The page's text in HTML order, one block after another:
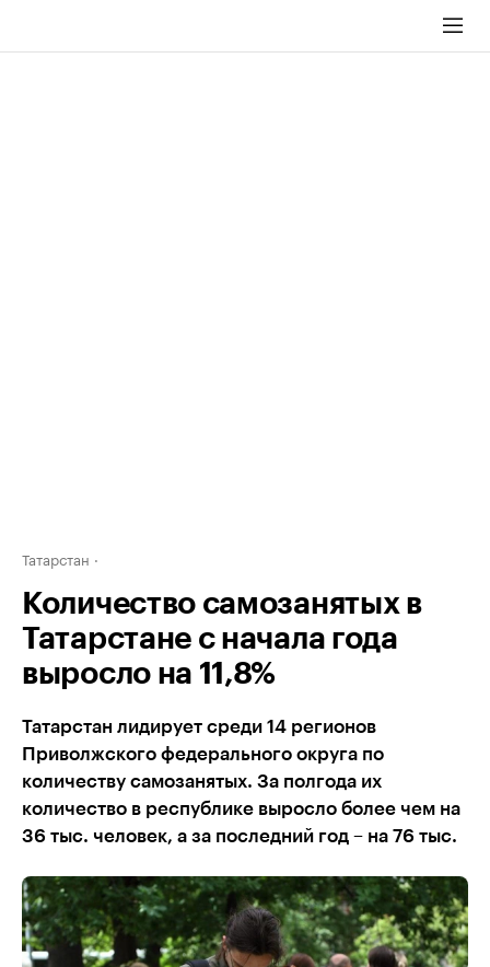
Татарстан
Количество самозанятых в
Татарстане с начала года
выросло на 11,8%
Татарстан лидирует среди 14 регионов
Приволжского федерального округа по
количеству самозанятых. За полгода их
количество в республике выросло более чем на
36 тыс. человек, а за последний год – на 76 тыс.